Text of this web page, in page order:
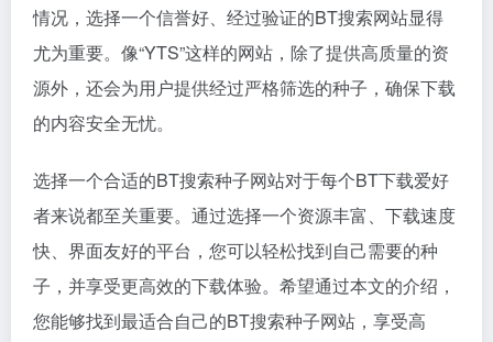
情况，选择一个信誉好、经过验证的BT搜索网站显得
尤为重要。像“YTS”这样的网站，除了提供高质量的资
源外，还会为用户提供经过严格筛选的种子，确保下载
的内容安全无忧。
选择一个合适的BT搜索种子网站对于每个BT下载爱好
者来说都至关重要。通过选择一个资源丰富、下载速度
快、界面友好的平台，您可以轻松找到自己需要的种
子，并享受更高效的下载体验。希望通过本文的介绍，
您能够找到最适合自己的BT搜索种子网站，享受高